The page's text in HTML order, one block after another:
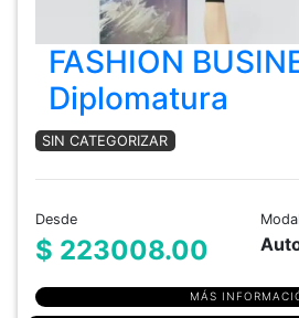
FASHION
Diplomatura
SIN CATEGORIZAR
Desde
$ 223008.00
MÁS